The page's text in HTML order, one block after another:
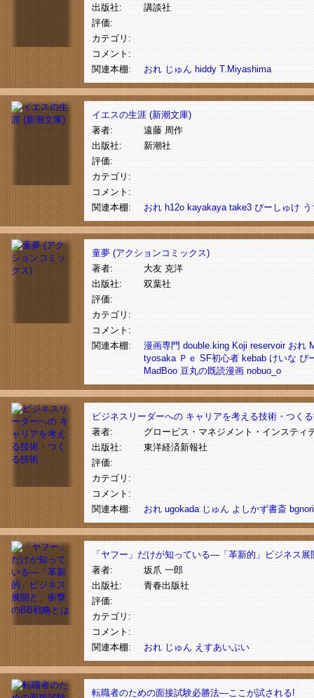
出版社:
講談社
評価:
カテゴリ:
コメント:
関連本棚:
おれ じゅん hiddy T.Miyashima
イエスの生涯 (新潮文庫)
著者:
遠藤 周作
出版社:
新潮社
評価:
カテゴリ:
コメント:
関連本棚:
おれ h12o kayakaya take3 ぴーしゅけ
童夢 (アクションコミックス)
著者:
大友 克洋
出版社:
双葉社
評価:
カテゴリ:
コメント:
関連本棚:
漫画専門 double.king Koji reservoir おれ
tyosaka Ｐｅ SF初心者 kebab けいな ぴ
MadBoo 豆丸の既読漫画 nobuo_o
ビジネスリーダーへの キャリアを考える技術・つく
著者:
グロービス・マネジメント・インスティ
出版社:
東洋経済新報社
評価:
カテゴリ:
コメント:
関連本棚:
おれ ugokada じゅん よしかず書斎 bgnori
「ヤフー」だけが知っている―「革新的」ビジネス
著者:
坂爪 一郎
出版社:
青春出版社
評価:
カテゴリ:
コメント:
関連本棚:
おれ じゅん えすあいぶい
転職者のための面接試験必勝法―ここが試される!